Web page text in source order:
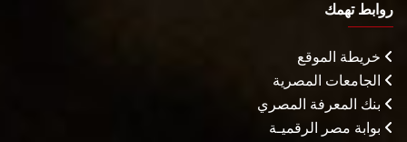
روابط تهمك
خريطة الموقع
الجامعات المصرية
بنك المعرفة المصري
بوابة مصر الرقميـة